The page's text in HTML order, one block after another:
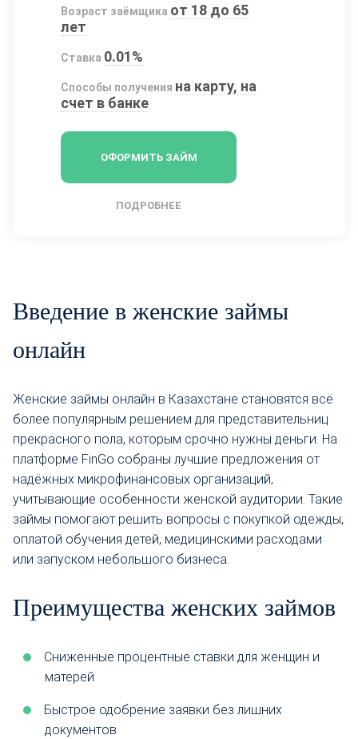
Возраст заёмщика от 18 до 65
лет
Ставка 0.01%
Способы получения на карту, на
счет в банке
ОФОРМИТЬ ЗАЙМ
ПОДРОБНЕЕ
Введение в женские займы
онлайн
Женские займы онлайн в Казахстане становятся всё
более популярным решением для представительниц
прекрасного пола, которым срочно нужны деньги. На
платформе FinGo собраны лучшие предложения от
надёжных микрофинансовых организаций,
учитывающие особенности женской аудитории. Такие
займы помогают решить вопросы с покупкой одежды,
оплатой обучения детей, медицинскими расходами
или запуском небольшого бизнеса.
Преимущества женских займов
Сниженные процентные ставки для женщин и
матерей
Быстрое одобрение заявки без лишних
документов